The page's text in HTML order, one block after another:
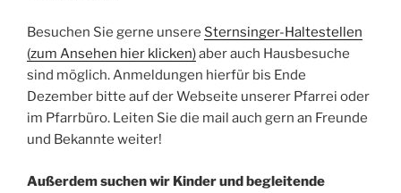
Besuchen Sie gerne unsere Sternsinger-Haltestellen
(zum Ansehen hier klicken)aber auch Hausbesuche
sind möglich. Anmeldungen hierfür bis Ende
Dezember bitte auf der Webseite unserer Pfarrei oder
im Pfarrbüro. Leiten Sie die mail auch gern an Freunde
und Bekannte weiter!
Außerdem suchen wir Kinder und begleitende